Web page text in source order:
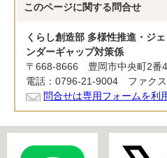
このページに関する 問合せ
くらし創造部 多様性推進・ジ
ンダーギャップ対策係
〒668-8666 豊岡市中央町2番
電話：0796-21-9004 ファク
問合せは専用フォームを利